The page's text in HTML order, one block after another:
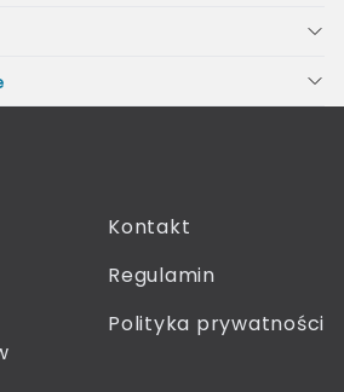
Kontakt
Regulamin
Polityka prywatności